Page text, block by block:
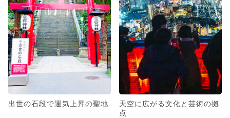
出世の石段で運気上昇の聖地
天空に広がる文化と芸術の拠
点